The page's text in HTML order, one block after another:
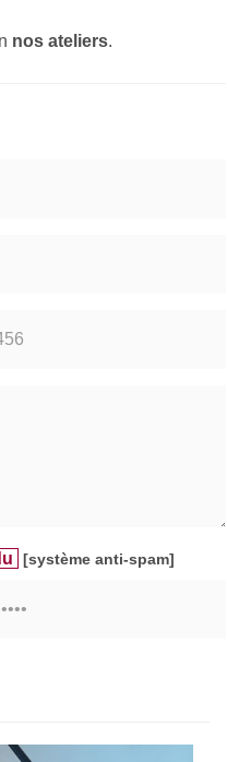
nos ateliers.
[système anti-spam]